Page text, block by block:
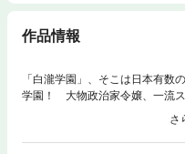
作品情報
「白瀧学園」、そこは日本有数
学園！ 大物政治家令嬢、一流
嬢、有名IT社長令嬢、そして国
ばかり。金持ち女子小学生たち